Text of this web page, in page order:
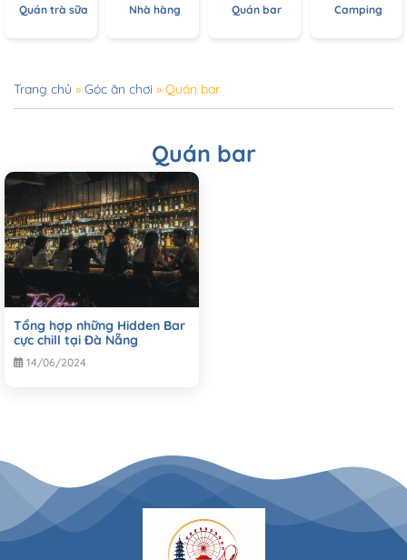
Quán trà sữa Nhà hàng Quán bar Camping
Trang chủ » Góc ăn chơi » Quán bar
Quán bar
Tổng hợp những Hidden Bar
cực chill tại Đà Nẵng
14/06/2024